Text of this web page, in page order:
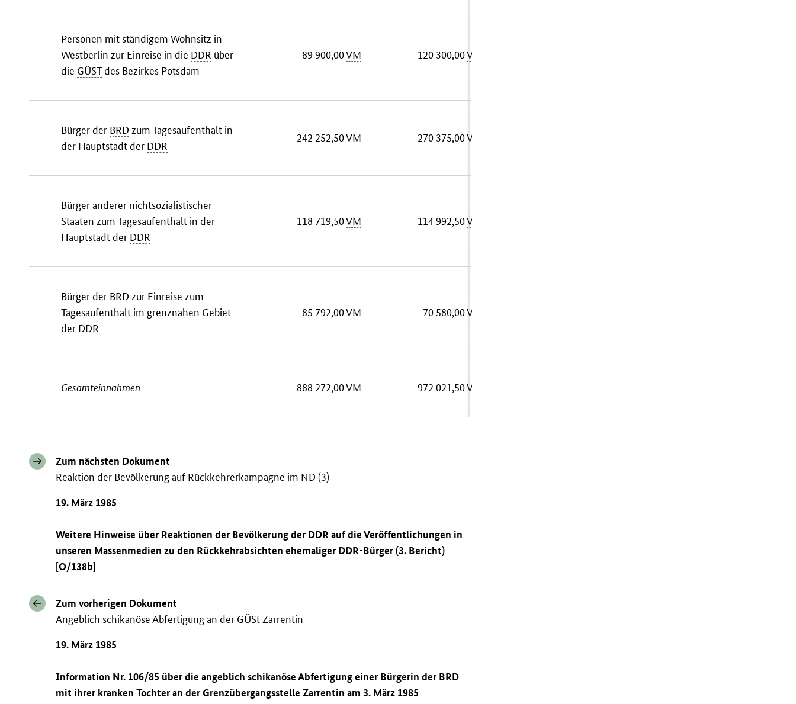
Personen mit ständigem Wohnsitz in
Westberlin zur Einreise in die DDR über
die GÜSTdes Bezirkes Potsdam
89 900,00VM 120 300,00VM
Bürger der BRD zum Tagesaufenthalt in
der Hauptstadt der DDR
242 252,50VM 270 375,00VM
Bürger anderer nichtsozialistischer
Staaten zum Tagesaufenthalt in der
Hauptstadt der DDR
118 719,50VM 114 992,50VM
Bürger der BRD zur Einreise zum
Tagesaufenthalt im grenznahen Gebiet
der DDR
85 792,00VM 70 580,00VM
Gesamteinnahmen 888 272,00VM 972 021,50VM
Zum nächsten Dokument
Reaktion der Bevölkerung auf Rückkehrerkampagne im ND (3)
19. März 1985
Weitere Hinweise über Reaktionen der Bevölkerung derDDR auf die Veröffentlichungen in
unseren Massenmedien zu den Rückkehrabsichten ehemaligerDDR-Bürger (3. Bericht)
[O/138b]
Zum vorherigen Dokument
Angeblich schikanöse Abfertigung an der GÜSt Zarrentin
19. März 1985
Information Nr. 106/85 über die angeblich schikanöse Abfertigung einer Bürgerin derBRD
mit ihrer kranken Tochter an der Grenzübergangsstelle Zarrentin am 3. März 1985